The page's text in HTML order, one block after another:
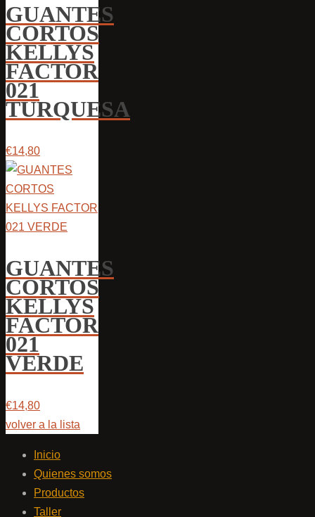
GUANTES
CORTOS
KELLYS
FACTOR
021
TURQUESA
€14,80
GUANTES
CORTOS
KELLYS
FACTOR
021
VERDE
€14,80
volver a la lista
Inicio
Quienes somos
Productos
Taller